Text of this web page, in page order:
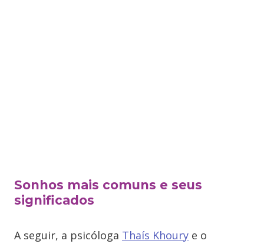
Sonhos mais comuns e seus
significados
A seguir, a psicóloga Thaís Khoury e o